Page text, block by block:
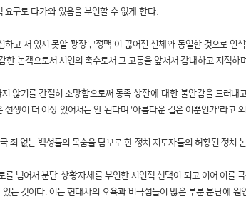
요구로 다가와 있음을 부인할 수 없게 한다.
고 서 있지 못할 광장', '정맥'이 끊어진 신체와 동일한 것으로 인
논객으로서 시인의 촉수로서 그 고통을 앞서서 감내하고 지적하
않기를 간절히 소망함으로써 동족 상잔에 대한 불안감을 드러
쟁이 더 이상 있어서는 안 된다며 '아름다운 길은 이뿐인가'라고
죄 없는 백성들의 목숨을 담보로 한 정치 지도자들의 허황된 정치
넘어서 분단 상황자체를 부인한 시인적 선택이 되고 이어 이를
는 것이다. 이는 현대사의 오욕과 비극점들이 많은 부분 분단에